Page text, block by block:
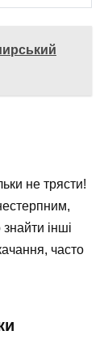
не трясти!
інші
часто